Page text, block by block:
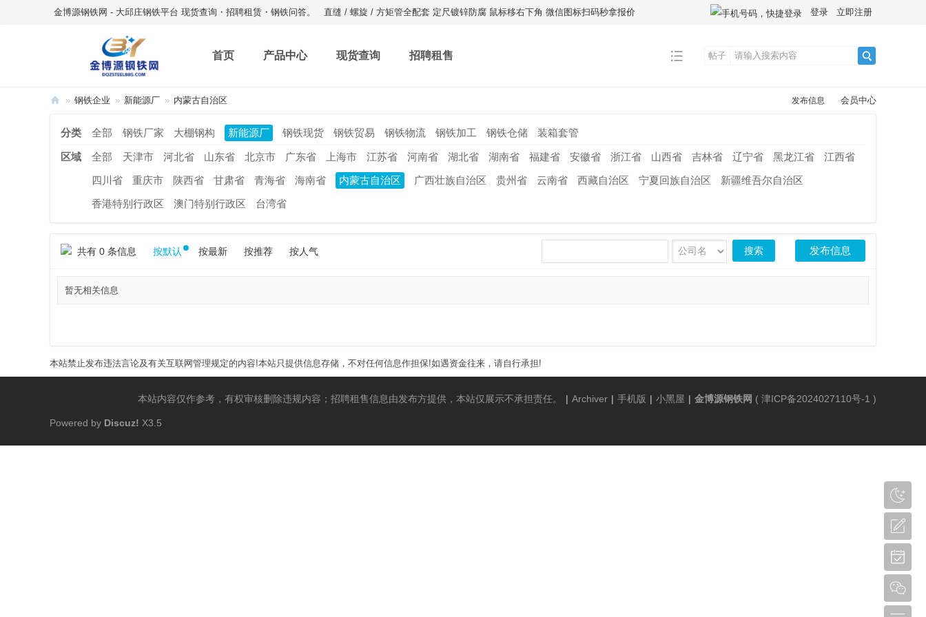
金博源钢铁网 - 大邱庄钢铁平台 现货查询・招聘租赁・钢铁问答。 直缝 / 螺旋 / 方矩管全配套 定尺镀锌防腐 鼠标移右下角 微信图标扫码秒拿报价 登录 立即注册
首页 产品中心 现货查询 招聘租售 帖子
» 钢铁企业 » 新能源厂 » 内蒙古自治区 发布信息 会员中心
分类 全部 钢铁厂家 大棚钢构 新能源厂 钢铁现货 钢铁贸易 钢铁物流 钢铁加工 钢铁仓储 装箱套管
区域 全部 天津市 河北省 山东省 北京市 广东省 上海市 江苏省 河南省 湖北省 湖南省 福建省 安徽省 浙江省 山西省 吉林省 辽宁省 黑龙江省
江西省
四川省
重庆市 陕西省 甘肃省 青海省 海南省 内蒙古自治区 广西壮族自治区 贵州省 云南省 西藏自治区 宁夏回族自治区
新疆维吾尔自治区
香港特别行政区
澳门特别行政区 台湾省
共有 0 条信息 按默认 按最新 按推荐 按人气 搜索 发布信息
暂无相关信息
本站禁止发布违法言论及有关互联网管理规定的内容!本站只提供信息存储，不对任何信息作担保!如遇资金往来，请自行承担!
本站内容仅作参考，有权审核删除违规内容；招聘租售信息由发布方提供，本站仅展示不承担责任。 | Archiver | 手机版 | 小黑屋 | 金博源钢铁网 ( 津ICP备2024027110号-1 )
Powered by Discuz! X3.5